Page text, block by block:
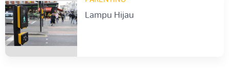
Lampu Hijau